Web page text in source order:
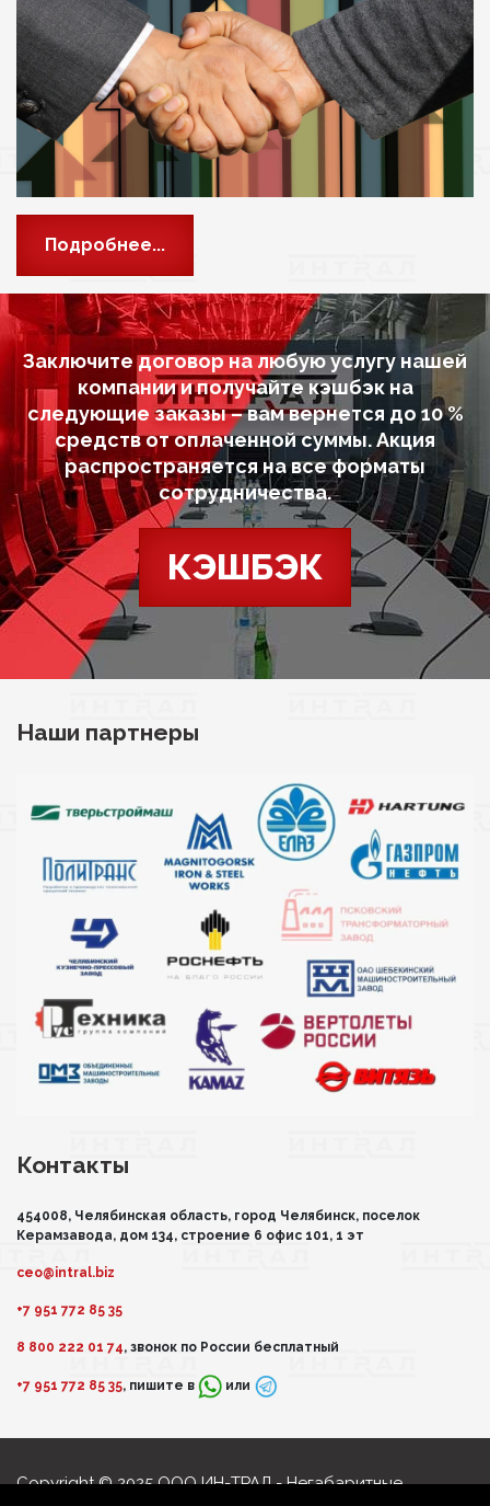
Подробнее...
Заключите договор на любую услугу нашей
компании и получайте кэшбэк на
следующие заказы – вам вернется до 10 %
средств от оплаченной суммы. Акция
распространяется на все форматы
сотрудничества.
КЭШБЭК
Наши партнеры
Контакты
454008, Челябинская область, город Челябинск, поселок
Керамзавода, дом 134, строение 6 офис 101, 1 эт
ceo@intral.biz
+7 951 772 85 35
8 800 222 01 74, звонок по России бесплатный
+7 951 772 85 35, пишите в или
Copyright © 2025 ООО ИН-ТРАЛ - Негабаритные